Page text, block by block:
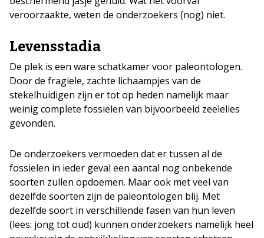
veroorzaakte, weten de onderzoekers (nog) niet.
Levensstadia
De plek is een ware schatkamer voor paleontologen.
Door de fragiele, zachte lichaampjes van de
stekelhuidigen zijn er tot op heden namelijk maar
weinig complete fossielen van bijvoorbeeld zeelelies
gevonden.
De onderzoekers vermoeden dat er tussen al de
fossielen in ieder geval een aantal nog onbekende
soorten zullen opdoemen. Maar ook met veel van
dezelfde soorten zijn de paleontologen blij. Met
dezelfde soort in verschillende fasen van hun leven
(lees: jong tot oud) kunnen onderzoekers namelijk heel